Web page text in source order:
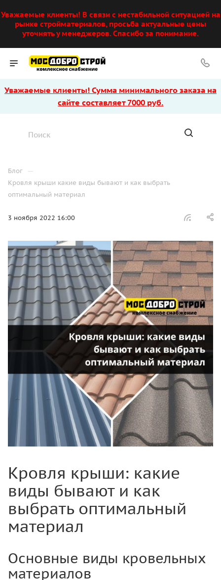
Уважаемые клиенты! В связи с нестабильной ситуацией на
рынке стройматериалов, просьба актуальные цены
уточнять у менеджеров. Спасибо за понимание.
Уважаемые клиенты! Сумма минимального заказа на
сайте составляет 7000 руб.
Блог —
Кровля крыши какие виды бывают и как выбрать
оптимальный материал
3 ноября 2022 16:00
Кровля крыши: какие
виды бывают и как
выбрать оптимальный
материал
Основные виды кровельных
материалов